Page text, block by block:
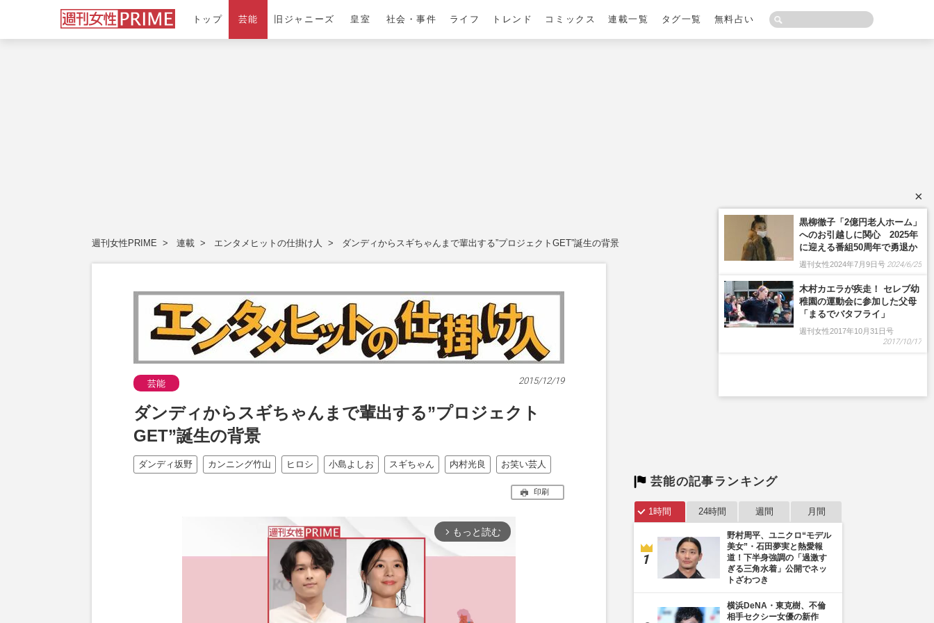
トップ 芸能 旧ジャニーズ 皇室 社会・事件 ライフ トレンド コミックス 連載一覧 タグ一覧 無料占い
週刊女性PRIME 連載 エンタメヒットの仕掛け人 ダンディからスギちゃんまで輩出する”プロジェクトGET”誕生の背景
芸能 2015/12/19
ダンディからスギちゃんまで輩出する”プロジェクト
GET”誕生の背景
ダンディ坂野 カンニング竹山 ヒロシ 小島よしお スギちゃん 内村光良 お笑い芸人
印刷
arrow_forward_ios もっと読む
芸能の記事ランキング
1時間 24時間 週間 月間
野村周平、ユニクロ“モデル
美女”・石田夢実と熱愛報
道！下半身強調の「過激す
ぎる三角水着」公開でネッ
トざわつき
横浜DeNA・東克樹、不倫
相手セクシー女優の新作
×